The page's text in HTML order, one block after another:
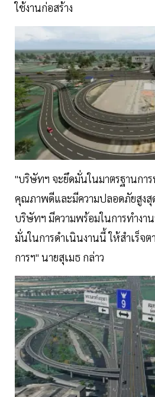
ใช้งานก่อสร้าง
"บริษัทฯ จะยึดมั่นในมาตรฐานกา
คุณภาพดีและมีความปลอดภัยสูงสุ
บริษัทฯ มีความพร้อมในการทำงา
มั่นในการดำเนินงานนี้ ให้สำเร็จต
การฯ" นายสุเมธ กล่าว